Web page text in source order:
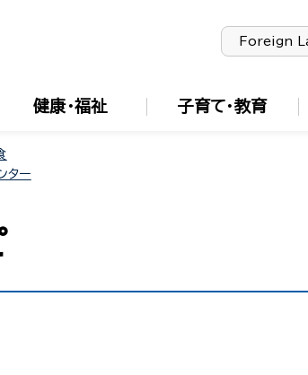
健康・福祉 子育て・教育
ター